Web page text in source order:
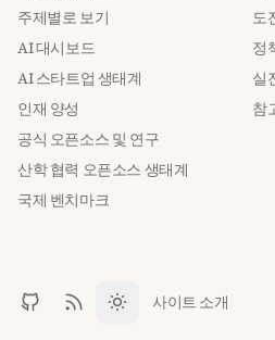
주제별로 보기
AI 대시보드
AI 스타트업 생태계
인재 양성
공식 오픈소스 및 연구
산학 협력 오픈소스 생태계
국제 벤치마크
도
정
실
참
사이트 소개